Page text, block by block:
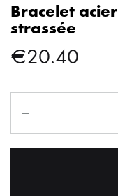
Bracelet
strassée
€20.40